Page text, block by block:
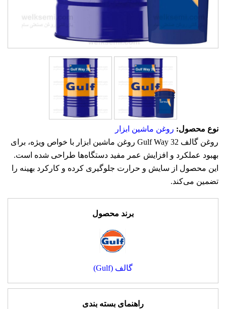
نوع محصول: روغن ماشین ابزار
روغن گالف Gulf Way 32 روغن ماشین ابزار با خواص ویژه، برای
بهبود عملکرد و افزایش عمر مفید دستگاه‌ها طراحی شده است.
این محصول از سایش و حرارت جلوگیری کرده و کارکرد بهینه را
تضمین می‌کند.
برند محصول
گالف (Gulf)
راهنمای بسته بندی